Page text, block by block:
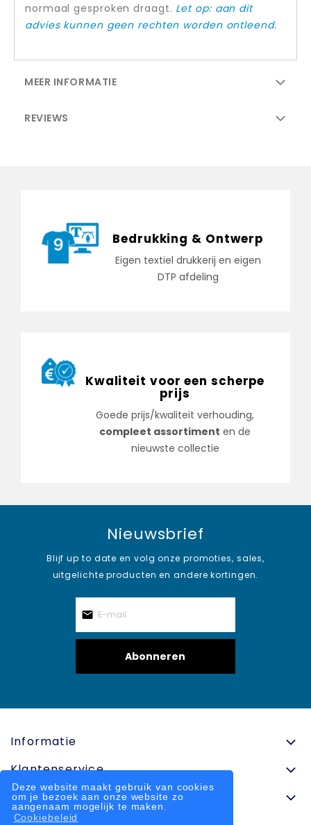
Deze website maakt gebruik van cookies
om je bezoek aan onze website zo
aangenaam mogelijk te maken.
Cookiebeleid
normaal gesproken draagt. Let op: aan dit
advies kunnen geen rechten worden ontleend.
MEER INFORMATIE
REVIEWS
Bedrukking & Ontwerp
Eigen textiel drukkerij en eigen
DTP afdeling
Kwaliteit voor een scherpe
prijs
Goede prijs/kwaliteit verhouding,
compleet assortiment en de
nieuwste collectie
Nieuwsbrief
Blijf up to date en volg onze promoties, sales,
uitgelichte producten en andere kortingen.
Abonneren
Informatie
Klantenservice
Contactinformatie